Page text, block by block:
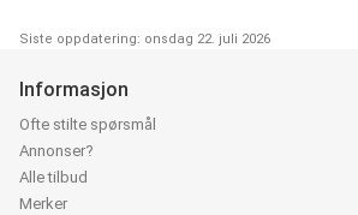
Siste oppdatering: onsdag 22. juli 2026
Informasjon
Ofte stilte spørsmål
Annonser?
Alle tilbud
Merker